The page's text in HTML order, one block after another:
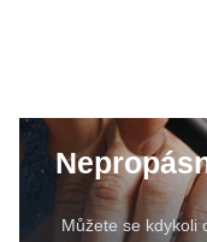
Můžete se kdykoli